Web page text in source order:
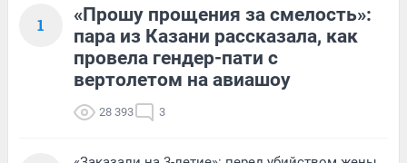
1
«Прошу прощения за смелость»:
пара из Казани рассказала, как
провела гендер-пати с
вертолетом на авиашоу
28 393 3